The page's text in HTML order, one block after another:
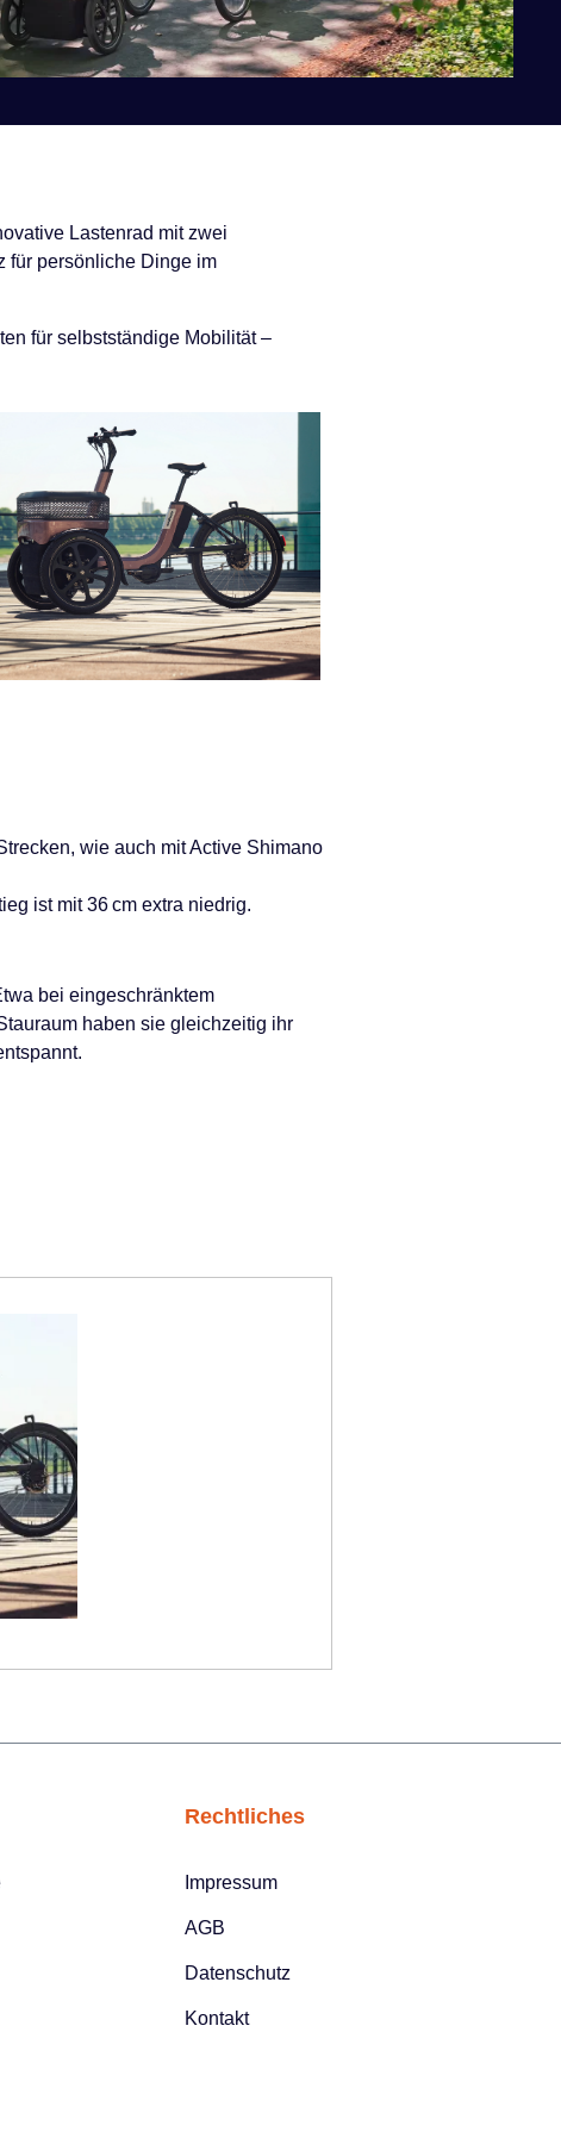
Lastenrad mit zwei
für persönliche Dinge im
für selbstständige Mobilität –
wie auch mit Active Shimano
ist mit 36 cm extra niedrig.
bei eingeschränktem
haben sie gleichzeitig ihr
Rechtliches
Impressum
AGB
Datenschutz
Kontakt